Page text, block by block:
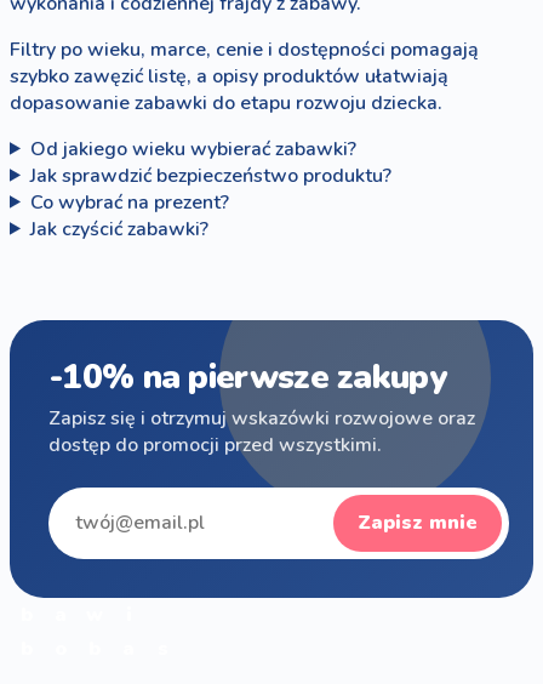
Filtry po wieku, marce, cenie i dostępności pomagają
szybko zawęzić listę, a opisy produktów ułatwiają
dopasowanie zabawki do etapu rozwoju dziecka.
Od jakiego wieku wybierać zabawki?
Jak sprawdzić bezpieczeństwo produktu?
Co wybrać na prezent?
Jak czyścić zabawki?
-10% na pierwsze zakupy
Zapisz się i otrzymuj wskazówki rozwojowe oraz
dostęp do promocji przed wszystkimi.
Zapisz mnie